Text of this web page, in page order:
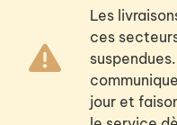
Les
ces
jour et